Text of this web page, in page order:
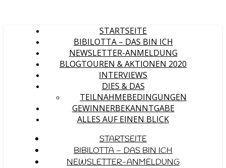
STARTSEITE
BIBILOTTA – DAS BIN ICH
NEWSLETTER-ANMELDUNG
BLOGTOUREN & AKTIONEN 2020
INTERVIEWS
DIES & DAS
TEILNAHMEBEDINGUNGEN
GEWINNERBEKANNTGABE
ALLES AUF EINEN BLICK
STARTSEITE
BIBILOTTA – DAS BIN ICH
NEWSLETTER-ANMELDUNG